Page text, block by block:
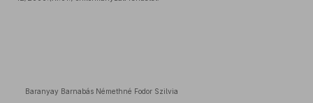
Baranyay Barnabás Némethné Fodor Szilvia